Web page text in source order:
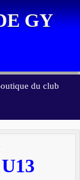
GY
du club